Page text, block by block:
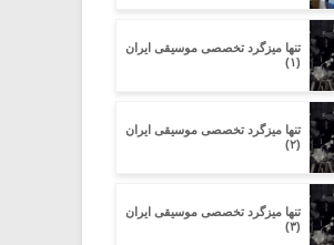
تنها میزگرد تخصصی موسیقی ایران
(۱)
تنها میزگرد تخصصی موسیقی ایران
(۲)
تنها میزگرد تخصصی موسیقی ایران
(۳)